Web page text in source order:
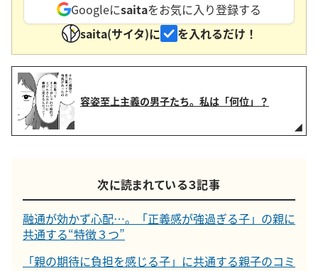
Googleにsaitaをお気に入り登録する
saita(サイタ)に
を入れるだけ！
容姿至上主義の男子たち。私は「何位」？
次に読まれている３記事
融通が効かず心配…。「正義感が強過ぎる子」の親に
共通する“特徴３つ”
「親の期待に負担を感じる子」に共通する親子のコミ